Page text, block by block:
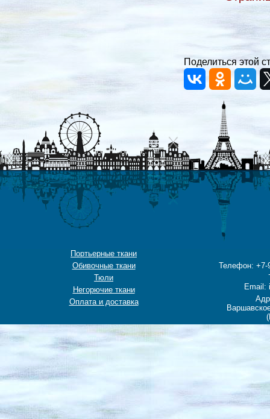
Поделиться этой
Портьерные ткани
Обивочные ткани
Тюли
Негорючие ткани
Оплата и доставка
Телефон: +7-
Email: